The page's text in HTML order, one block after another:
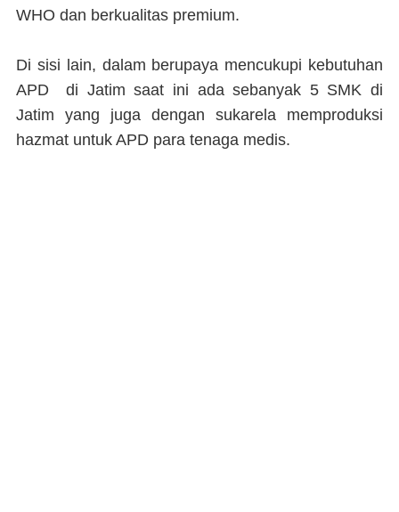
WHO dan berkualitas premium.
Di sisi lain, dalam berupaya mencukupi kebutuhan
APD di Jatim saat ini ada sebanyak 5 SMK di
Jatim yang juga dengan sukarela memproduksi
hazmat untuk APD para tenaga medis.